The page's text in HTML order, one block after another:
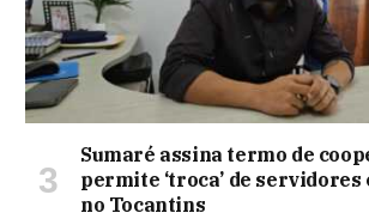
Sumaré assina termo de
permite ‘troca’ de servidores
no Tocantins